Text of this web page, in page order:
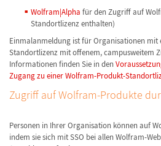
Wolfram|Alpha für den Zugriff auf
Standortlizenz enthalten)
Einmalanmeldung ist für Organisationen mit
Standortlizenz mit offenem, campusweitem
Informationen finden Sie in den
Zugang zu einer Wolfram-Produkt-
Zugriff auf Wolfram-Produkte
Personen in Ihrer Organisation können auf
indem sie sich mit SSO bei allen Wolfram-